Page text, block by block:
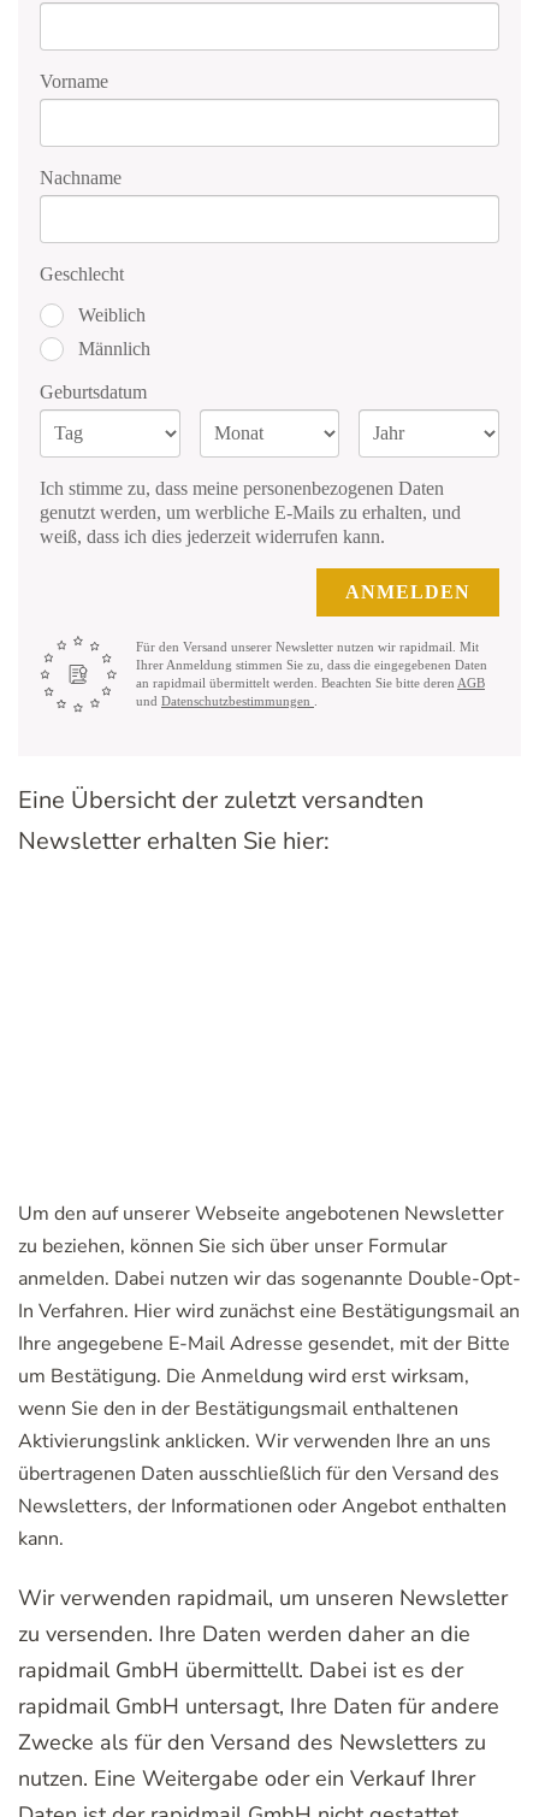
Vorname
Nachname
Geschlecht
Weiblich
Männlich
Geburtsdatum
Ich stimme zu, dass meine personenbezogenen Daten
genutzt werden, um werbliche E-Mails zu erhalten, und
weiß, dass ich dies jederzeit widerrufen kann.
ANMELDEN
Für den Versand unserer Newsletter nutzen wir rapidmail. Mit
Ihrer Anmeldung stimmen Sie zu, dass die eingegebenen Daten
an rapidmail übermittelt werden. Beachten Sie bitte deren AGB
und Datenschutzbestimmungen
Eine Übersicht der zuletzt versandten
Newsletter erhalten Sie hier:
Um den auf unserer Webseite angebotenen Newsletter
zu beziehen, können Sie sich über unser Formular
anmelden. Dabei nutzen wir das sogenannte Double-Opt-
In Verfahren. Hier wird zunächst eine Bestätigungsmail an
Ihre angegebene E-Mail Adresse gesendet, mit der Bitte
um Bestätigung. Die Anmeldung wird erst wirksam,
wenn Sie den in der Bestätigungsmail enthaltenen
Aktivierungslink anklicken. Wir verwenden Ihre an uns
übertragenen Daten ausschließlich für den Versand des
Newsletters, der Informationen oder Angebot enthalten
kann.
Wir verwenden rapidmail, um unseren Newsletter
zu versenden. Ihre Daten werden daher an die
rapidmail GmbH übermittellt. Dabei ist es der
rapidmail GmbH untersagt, Ihre Daten für andere
Zwecke als für den Versand des Newsletters zu
nutzen. Eine Weitergabe oder ein Verkauf Ihrer